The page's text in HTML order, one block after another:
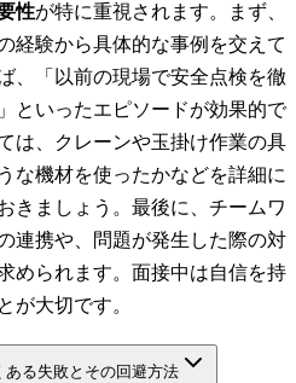
性が特に重視されます。まず、
経験から具体的な事例を交えて
、「以前の現場で安全点検を徹
といったエピソードが効果的で
は、クレーンや玉掛け作業の具
な機材を使ったかなどを詳細に
きましょう。最後に、チームワ
連携や、問題が発生した際の対
められます。面接中は自信を持
が大切です。
る失敗とその回避方法